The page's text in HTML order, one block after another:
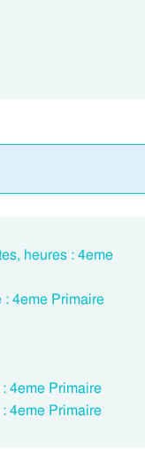
heures : 4eme
: 4eme Primaire
4eme Primaire
4eme Primaire